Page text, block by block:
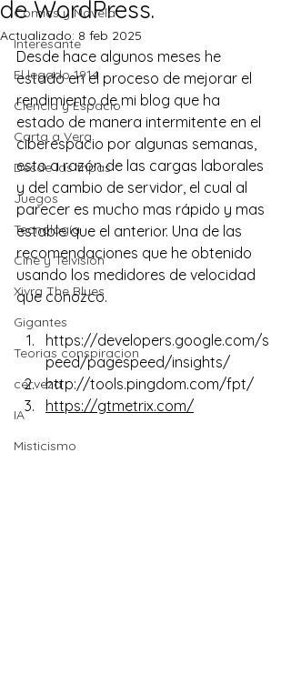
Comics y Novela
Interesante
El legado 1914
Ciencia y Espacio
Carta a Vera
Desde las tripas
Juegos
Tecnología
Cine y Telvisión
Xivra The Blues
Gigantes
Teorias conspiracion
cerveza
IA
Misticismo
de WordPress.
Actualizado: 8 feb 2025
Desde hace algunos meses he
estado en el proceso de mejorar el
rendimiento de mi blog que ha
estado de manera intermitente en el
ciberespacio por algunas semanas,
esto a razón de las cargas laborales
y del cambio de servidor, el cual al
parecer es mucho mas rápido y mas
estable que el anterior. Una de las
recomendaciones que he obtenido
usando los medidores de velocidad
que conozco.
https://developers.google.com/s
peed/pagespeed/insights/
http://tools.pingdom.com/fpt/
https://gtmetrix.com/